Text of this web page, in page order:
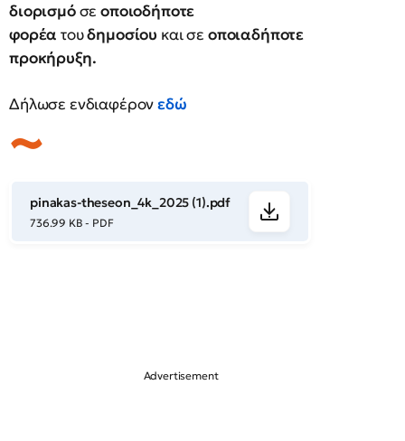
διορισμόσεοποιοδήποτε
φορέα τουδημοσίου και σε οποιαδήποτε
προκήρυξη.
Δήλωσε ενδιαφέρονεδώ
pinakas-theseon_4k_2025 (1).pdf
736.99 KB - PDF